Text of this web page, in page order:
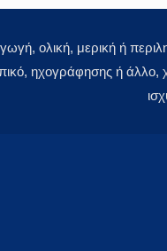
ολική, μερική ή
ηχογράφησης ή